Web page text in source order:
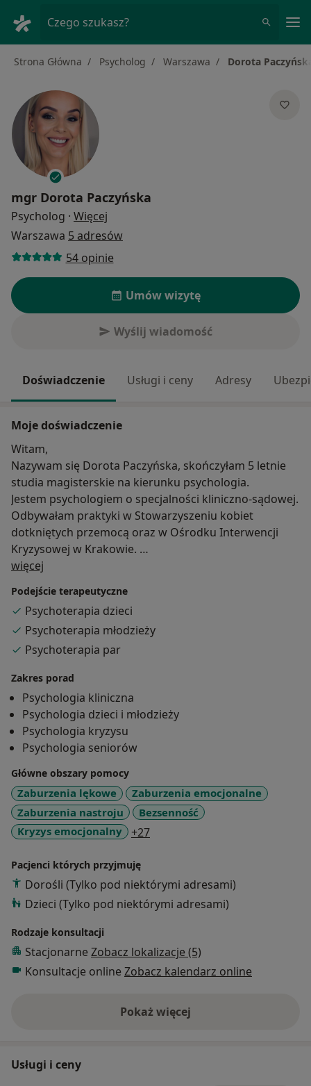
Czego szukasz?
Strona Główna Psycholog Warszawa Dorota
mgr Dorota Paczyńska
Psycholog · Więcej
Warszawa 5 adresów
54 opinie
Umów wizytę
Wyślij wiadomość
Doświadczenie Usługi i ceny Adresy
Moje doświadczenie
Witam,
Nazywam się Dorota Paczyńska, skończyłam 5 letnie
studia magisterskie na kierunku psychologia.
Jestem psychologiem o specjalności kliniczno-sądowej.
Odbywałam praktyki w Stowarzyszeniu kobiet
dotkniętych przemocą oraz w Ośrodku Interwencji
Kryzysowej w Krakowie.
Przyjmuje pacjentów cierpiących na różne dolegliwości
zaburzenia nastroju, kryzys zawodu, niskie poczucie
własnej wartości, kryzys życiowy, śmierć bliskiej osoby,
problemy w związku, utrzymujący się zły nastrój,
problemy z kontrolowaniem własnych emocji).
więcej
Podejście terapeutyczne
Psychoterapia dzieci
Psychoterapia młodzieży
Psychoterapia par
Zakres porad
Psychologia kliniczna
Psychologia dzieci i młodzieży
Psychologia kryzysu
Psychologia seniorów
Główne obszary pomocy
Zaburzenia lękowe
Zaburzenia emocjonalne
Zaburzenia nastroju
Bezsenność
Kryzys emocjonalny
+27a11y_sr_more_diseases
Pacjenci których przyjmuję
Dorośli (Tylko pod niektórymi adresami)
Dzieci (Tylko pod niektórymi adresami)
Rodzaje konsultacji
Stacjonarne Zobacz lokalizacje (5)
Konsultacje online Zobacz kalendarz online
Pokaż więcejo doświadczeniu
Usługi i ceny